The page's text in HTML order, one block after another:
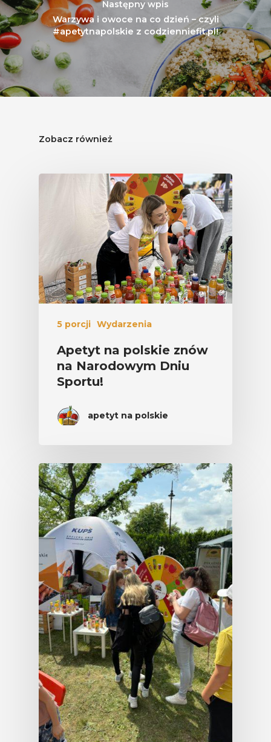
Następny wpis
Warzywa i owoce na co dzień – czyli
#apetytnapolskie z codzienniefit.pl!
Zobacz również
5 porcji Wydarzenia
Apetyt na polskie znów
na Narodowym Dniu
Sportu!
apetyt na polskie
Wydarzenia
Badania